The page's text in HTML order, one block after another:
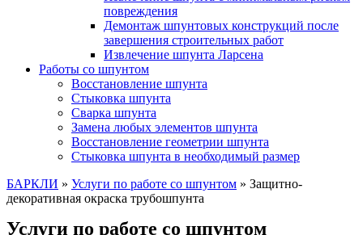
повреждения
Демонтаж шпунтовых конструкций после
завершения строительных работ
Извлечение шпунта Ларсена
Работы со шпунтом
Восстановление шпунта
Стыковка шпунта
Сварка шпунта
Замена любых элементов шпунта
Восстановление геометрии шпунта
Стыковка шпунта в необходимый размер
БАРКЛИ » Услуги по работе со шпунтом » Защитно-
декоративная окраска трубошпунта
Услуги по работе со шпунтом